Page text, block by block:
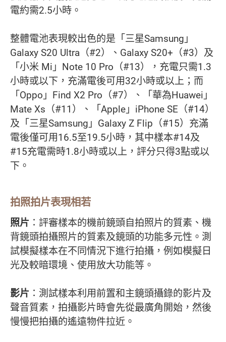
電約需2.5小時。
整體電池表現較出色的是「三星Samsung」
Galaxy S20 Ultra（#2）、Galaxy S20+（#3）及
「小米 Mi」Note 10 Pro（#13），充電只需1.3
小時或以下，充滿電後可用32小時或以上；而
「Oppo」Find X2 Pro（#7）、「華為Huawei」
Mate Xs（#11）、「Apple」iPhone SE（#14）
及「三星Samsung」Galaxy Z Flip（#15）充滿
電後僅可用16.5至19.5小時，其中樣本#14及
#15充電需時1.8小時或以上，評分只得3點或以
下。
拍照拍片表現相若
照片 ：評審樣本的機前鏡頭自拍照片的質素、機
背鏡頭拍攝照片的質素及鏡頭的功能多元性。測
試模擬樣本在不同情況下進行拍攝，例如模擬日
光及較暗環境、使用放大功能等。
影片 ：測試樣本利用前置和主鏡頭攝錄的影片及
聲音質素，拍攝影片時會先從最廣角開始，然後
慢慢把拍攝的遙遠物件拉近。